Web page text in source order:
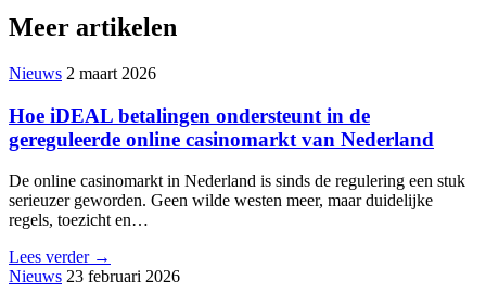
Meer artikelen
Nieuws 2 maart 2026
Hoe iDEAL betalingen ondersteunt in de
gereguleerde online casinomarkt van Nederland
De online casinomarkt in Nederland is sinds de regulering een stuk
serieuzer geworden. Geen wilde westen meer, maar duidelijke
regels, toezicht en…
Lees verder →
Nieuws 23 februari 2026